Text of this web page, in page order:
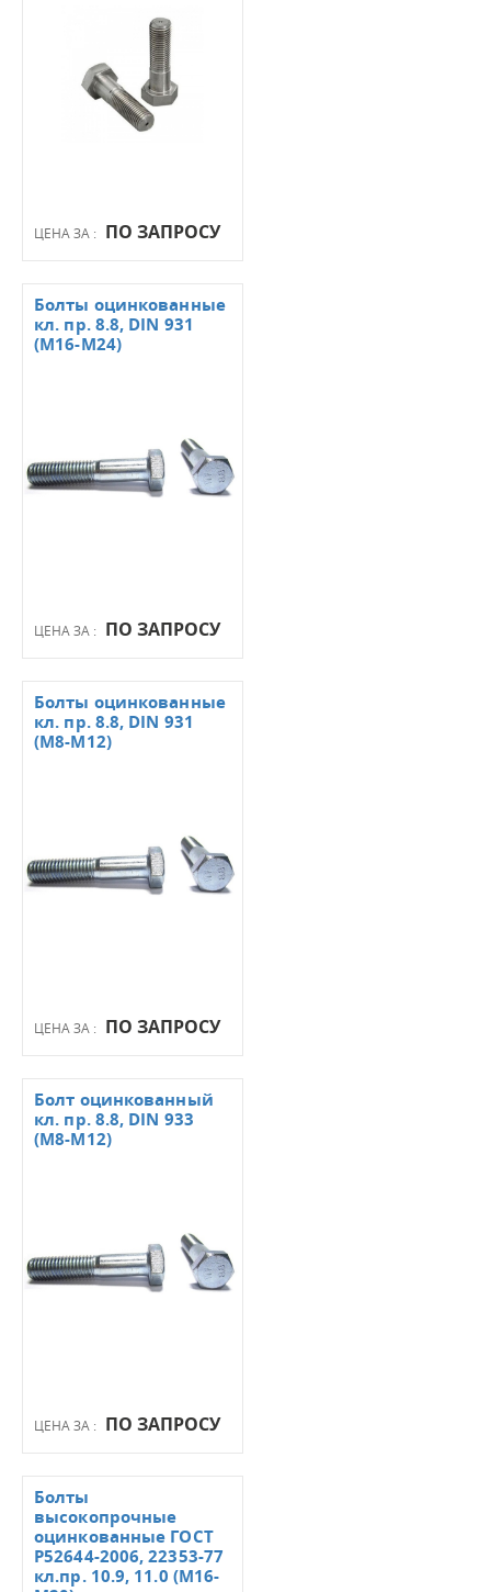
ЦЕНА ЗА : ПО ЗАПРОСУ
ЦЕНА ЗА : ПО ЗАПРОСУ
Болты оцинкованные
кл. пр. 8.8, DIN 931
(М16-М24)
ЦЕНА ЗА : ПО ЗАПРОСУ
Болты оцинкованные
кл. пр. 8.8, DIN 931
(М8-М12)
ЦЕНА ЗА : ПО ЗАПРОСУ
Болт оцинкованный
кл. пр. 8.8, DIN 933
(М8-М12)
Болты
высокопрочные
оцинкованные ГОСТ
Р52644-2006, 22353-77
кл.пр. 10.9, 11.0 (М16-